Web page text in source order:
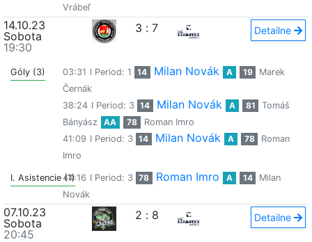
Vrábeľ
14.10.23
Sobota
19:30
3 : 7 Detailne
Góly (3) 03:31 I Period: 1 14 Milan Novák A 19
Marek
Černák
38:24 I Period: 3 14 Milan Novák A 81
Tomáš
Bányász
AA 78
Roman Imro
41:09 I Period: 3 14 Milan Novák A 78
Roman
Imro
I. Asistencie (1)44:16 I Period: 3 78 Roman Imro A 14
Milan
Novák
07.10.23
Sobota
20:45
2 : 8 Detailne